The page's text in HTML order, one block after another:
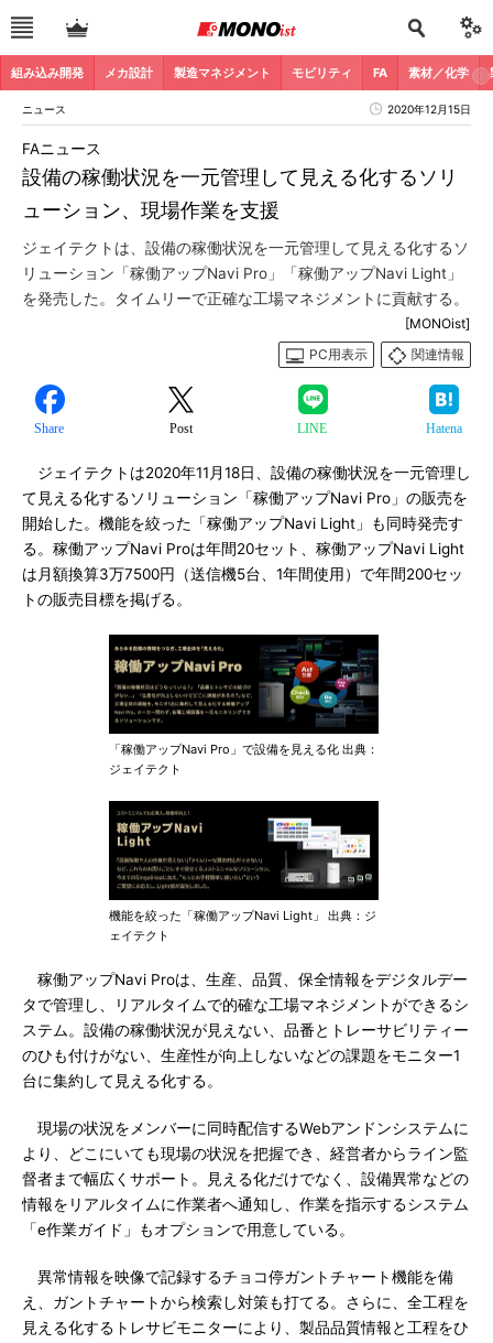
組み込み開発 メカ設計 製造マネジメント モビリティ FA 素材／化学
ニュース 2020年12月15日
設備の稼働状況を一元管理して見える化するソリ
ューション、現場作業を支援
FAニュース
ジェイテクトは、設備の稼働状況を一元管理して見える化するソ
リューション「稼働アップNavi Pro」「稼働アップNavi Light」
を発売した。タイムリーで正確な工場マネジメントに貢献する。
[MONOist]
PC用表示
関連情報
Share Post LINE Hatena
ジェイテクトは2020年11月18日、設備の稼働状況を一元管理し
て見える化するソリューション「稼働アップNavi Pro」の販売を
開始した。機能を絞った「稼働アップNavi Light」も同時発売す
る。稼働アップNavi Proは年間20セット、稼働アップNavi Light
は月額換算3万7500円（送信機5台、1年間使用）で年間200セッ
トの販売目標を掲げる。
「稼働アップNavi Pro」で設備を見える化 出典：
ジェイテクト
機能を絞った「稼働アップNavi Light」 出典：ジ
ェイテクト
稼働アップNavi Proは、生産、品質、保全情報をデジタルデー
タで管理し、リアルタイムで的確な工場マネジメントができるシ
ステム。設備の稼働状況が見えない、品番とトレーサビリティー
のひも付けがない、生産性が向上しないなどの課題をモニター1
台に集約して見える化する。
現場の状況をメンバーに同時配信するWebアンドンシステムに
より、どこにいても現場の状況を把握でき、経営者からライン監
督者まで幅広くサポート。見える化だけでなく、設備異常などの
情報をリアルタイムに作業者へ通知し、作業を指示するシステム
「e作業ガイド」もオプションで用意している。
異常情報を映像で記録するチョコ停ガントチャート機能を備
え、ガントチャートから検索し対策も打てる。さらに、全工程を
見える化するトレサビモニターにより、製品品質情報と工程をひ